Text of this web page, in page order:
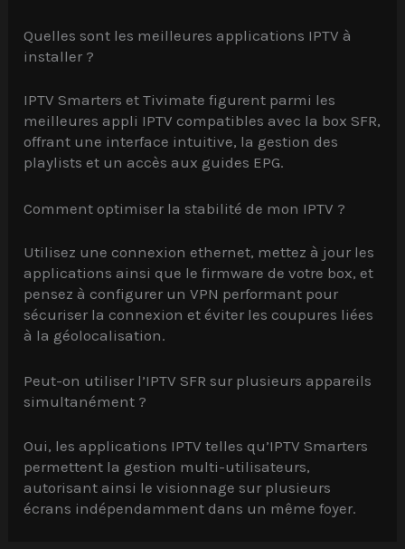
Quelles sont les meilleures applications IPTV à
installer ?
IPTV Smarters et Tivimate figurent parmi les
meilleures appli IPTV compatibles avec la box SFR,
offrant une interface intuitive, la gestion des
playlists et un accès aux guides EPG.
Comment optimiser la stabilité de mon IPTV ?
Utilisez une connexion ethernet, mettez à jour les
applications ainsi que le firmware de votre box, et
pensez à configurer un VPN performant pour
sécuriser la connexion et éviter les coupures liées
à la géolocalisation.
Peut-on utiliser l’IPTV SFR sur plusieurs appareils
simultanément ?
Oui, les applications IPTV telles qu’IPTV Smarters
permettent la gestion multi-utilisateurs,
autorisant ainsi le visionnage sur plusieurs
écrans indépendamment dans un même foyer.